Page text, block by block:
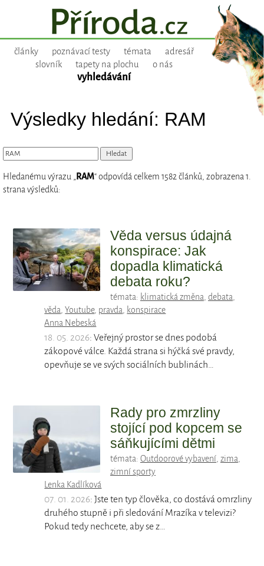
články poznávací testy témata
adresář
slovník
tapety na plochu o nás
vyhledávání
Výsledky hledání: RAM
Hledanému výrazu „RAM“ odpovídá celkem 1582 článků, zobrazena 1.
strana výsledků:
Věda versus údajná
konspirace: Jak
dopadla klimatická
debata roku?
témata: klimatická změna, debata,
věda,Youtube, pravda, konspirace
Anna Nebeská
18. 05. 2026: Veřejný prostor se dnes podobá
zákopové válce. Každá strana si hýčká své pravdy,
opevňuje se ve svých sociálních bublinách…
Rady pro zmrzliny
stojící pod kopcem se
sáňkujícími dětmi
témata: Outdoorové vybavení, zima,
zimní sporty
Lenka Kadlíková
07. 01. 2026: Jste ten typ člověka, co dostává omrzliny
druhého stupně i při sledování Mrazíka v televizi?
Pokud tedy nechcete, aby se z…